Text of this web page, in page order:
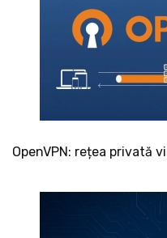
OpenVPN: rețea privată